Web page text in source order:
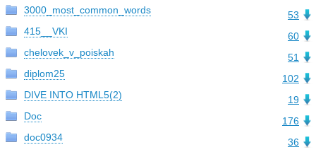
53
3000_most_common_words
60
415__VKI
51
chelovek_v_poiskah
102
diplom25
19
DIVE INTO HTML5(2)
176
Doc
36
doc0934